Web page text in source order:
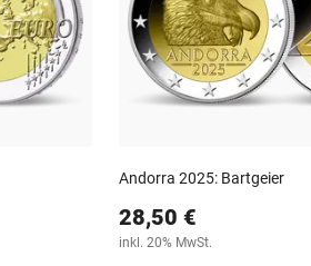
Andorra 2025: Bartgeier
28,50 €
inkl. 20% MwSt.